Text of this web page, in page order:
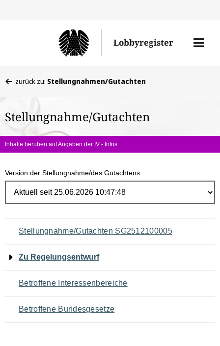
Lobbyregister
Menü
befinden
hier:
zurück zu: Stellungnahmen/Gutachten
Stellungnahme/Gutachten
Inhalte beruhen auf Angaben der IV - Infos
Version der Stellungnahme/des Gutachtens
Navigation
für
den
Seiteninhalt
Stellungnahme/Gutachten SG2512100005
Zu Regelungsentwurf
Betroffene Interessenbereiche
Betroffene Bundesgesetze